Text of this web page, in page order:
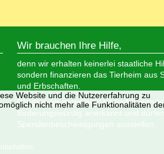
Wir brauchen Ihre Hilfe,
denn wir erhalten keinerlei staatliche
sondern finanzieren das Tierheim aus
und Erbschaften.
Wir sind als gemeinnützig und
förderungswürdig anerkannt und dürfen
Spendenbescheinigungen ausstellen.
Website und die Nutzererfahrung zu
nicht mehr alle Funktionalitäten